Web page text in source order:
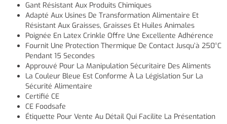
Gant Résistant Aux Produits Chimiques
Adapté Aux Usines De Transformation Alimentaire Et
Résistant Aux Graisses, Graisses Et Huiles Animales
Poignée En Latex Crinkle Offre Une Excellente Adhérence
Fournit Une Protection Thermique De Contact Jusqu’à 250°C
Pendant 15 Secondes
Approuvé Pour La Manipulation Sécuritaire Des Aliments
La Couleur Bleue Est Conforme À La Législation Sur La
Sécurité Alimentaire
Certifié CE
CE Foodsafe
Étiquette Pour Vente Au Détail Qui Facilite La Présentation